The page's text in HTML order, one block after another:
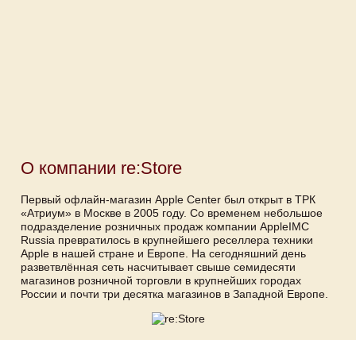
О компании re:Store
Первый офлайн-магазин Apple Center был открыт в ТРК
«Атриум» в Москве в 2005 году. Со временем небольшое
подразделение розничных продаж компании AppleIMC
Russia превратилось в крупнейшего реселлера техники
Apple в нашей стране и Европе. На сегодняшний день
разветвлённая сеть насчитывает свыше семидесяти
магазинов розничной торговли в крупнейших городах
России и почти три десятка магазинов в Западной Европе.